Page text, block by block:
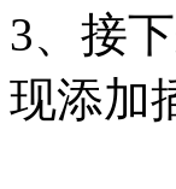
3、接
现添加